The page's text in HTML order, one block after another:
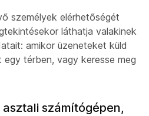
személyek elérhetőségét
láthatja valakinek
amikor üzeneteket küld
térben, vagy keresse meg
számítógépen,